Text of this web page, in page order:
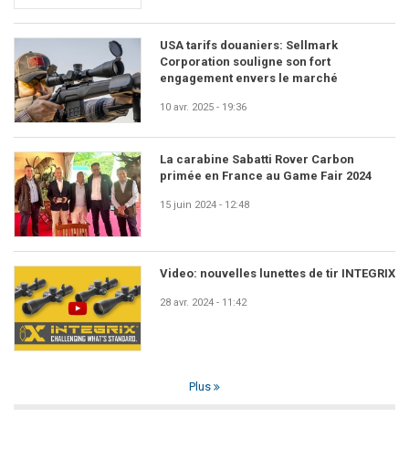
USA tarifs douaniers: Sellmark
Corporation souligne son fort
engagement envers le marché
10 avr. 2025 - 19:36
La carabine Sabatti Rover Carbon
primée en France au Game Fair 2024
15 juin 2024 - 12:48
Video: nouvelles lunettes de tir INTEGRIX
28 avr. 2024 - 11:42
Plus